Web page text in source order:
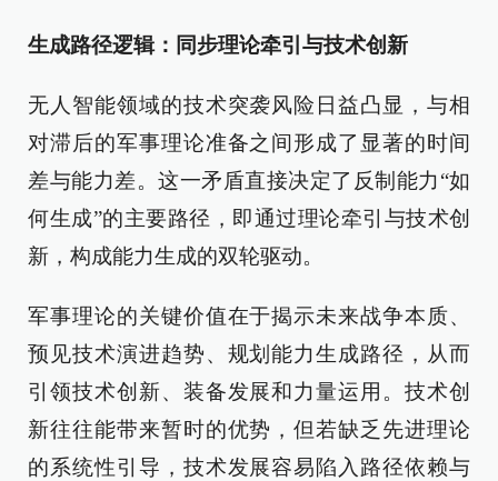
生成路径逻辑：同步理论牵引与技术创新
无人智能领域的技术突袭风险日益凸显，与相
对滞后的军事理论准备之间形成了显著的时间
差与能力差。这一矛盾直接决定了反制能力“如
何生成”的主要路径，即通过理论牵引与技术创
新，构成能力生成的双轮驱动。
军事理论的关键价值在于揭示未来战争本质、
预见技术演进趋势、规划能力生成路径，从而
引领技术创新、装备发展和力量运用。技术创
新往往能带来暂时的优势，但若缺乏先进理论
的系统性引导，技术发展容易陷入路径依赖与